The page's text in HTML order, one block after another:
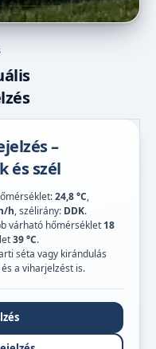
–
és szél
24,8 °C,
h, szélirány: DDK.
várható hőmérséklet 18
39 °C.
séta vagy kirándulás
a viharjelzést is.